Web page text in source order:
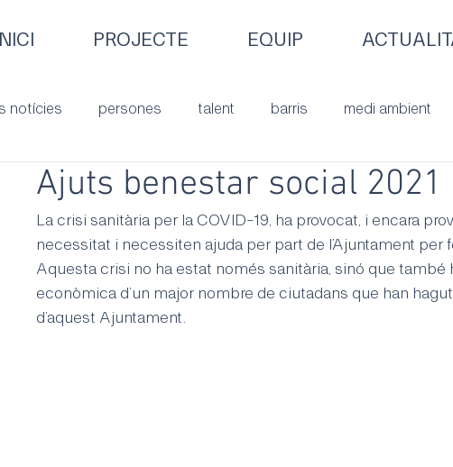
PROJECTE EQUIP
notícies persones talent barris medi ambient
Ajuts benestar social 2021
La crisi sanitària per la COVID-19, ha provocat, i encara
necessitat i necessiten ajuda per part de l’Ajuntament per
Aquesta crisi no ha estat només sanitària, sinó que també
econòmica d’un major nombre de ciutadans que han
d’aquest Ajuntament.